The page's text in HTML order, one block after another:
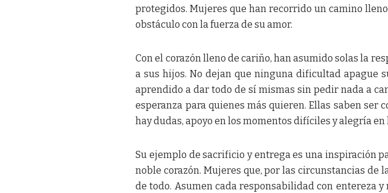
protegidos. Mujeres que han recorrido un camino
obstáculo con la fuerza de su amor.
Con el corazón lleno de cariño, han asumido solas la
a sus hijos. No dejan que ninguna dificultad apague
aprendido a dar todo de sí mismas sin pedir nada a
esperanza para quienes más quieren. Ellas saben ser
hay dudas, apoyo en los momentos difíciles y alegría en
Su ejemplo de sacrificio y entrega es una inspiración
noble corazón. Mujeres que, por las circunstancias de
de todo. Asumen cada responsabilidad con entereza